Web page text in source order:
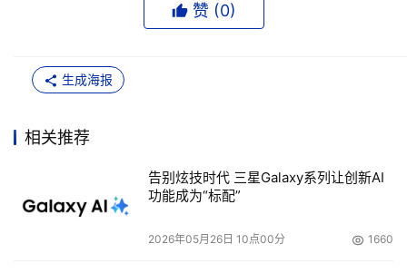
富士通的负责业务发展的副总Joel Hagberg说，"从市场份
价也需要合理化。"
特尔公司和Micron Technology技术公司即将发布的固态硬
批用户级固态硬盘产品每GB价格低于1美元的公司，其定价
大约将为每GB 0.99美元。
赞 (0)
生成海报
相关推荐
告别炫技时代 三星Galaxy系列让创新AI
功能成为“标配”
2026年05月26日 10点00分 1660